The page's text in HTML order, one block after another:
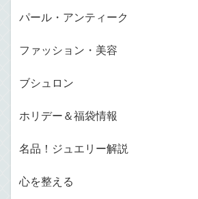
パール・アンティーク
ファッション・美容
ブシュロン
ホリデー＆福袋情報
名品！ジュエリー解説
心を整える